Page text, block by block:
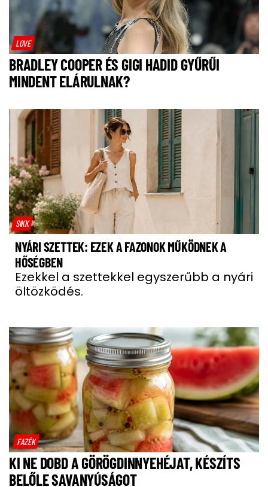
LOVE
BRADLEY COOPER ÉS GIGI HADID GYŰRŰI
MINDENT ELÁRULNAK?
SIKK
NYÁRI SZETTEK: EZEK A FAZONOK MŰKÖDNEK A
HŐSÉGBEN
Ezekkel a szettekkel egyszerűbb a nyári
öltözködés.
FAZÉK
KI NE DOBD A GÖRÖGDINNYEHÉJAT, KÉSZÍTS
BELŐLE SAVANYÚSÁGOT